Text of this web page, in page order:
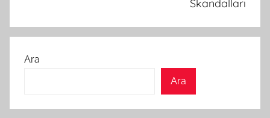
Skandalları
Ara
Ara